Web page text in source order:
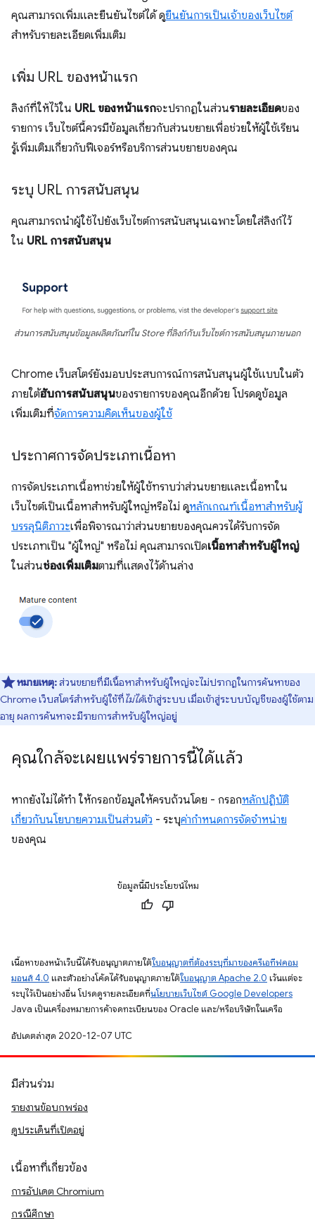
คุณสามารถเพิ่มและยืนยันไซต์ได้ ดูยืนยันการเป็นเจ้าของเว็บไซต์
สำหรับรายละเอียดเพิ่มเติม
เพิ่ม URL ของหน้าแรก
ลิงก์ที่ให้ไว้ใน URL ของหน้าแรกจะปรากฏในส่วนรายละเอียดของ
รายการ เว็บไซต์นี้ควรมีข้อมูลเกี่ยวกับส่วนขยายเพื่อช่วยให้ผู้ใช้เรียน
รู้เพิ่มเติมเกี่ยวกับฟีเจอร์หรือบริการส่วนขยายของคุณ
ระบุ URL การสนับสนุน
คุณสามารถนำผู้ใช้ไปยังเว็บไซต์การสนับสนุนเฉพาะโดยใส่ลิงก์ไว้
ใน URL การสนับสนุน
ส่วนการสนับสนุนข้อมูลผลิตภัณฑ์ใน Store ที่ลิงก์กับเว็บไซต์การสนับสนุนภายนอก
Chrome เว็บสโตร์ยังมอบประสบการณ์การสนับสนุนผู้ใช้แบบในตัว
ภายใต้ฮับการสนับสนุนของรายการของคุณอีกด้วย โปรดดูข้อมูล
เพิ่มเติมที่จัดการความคิดเห็นของผู้ใช้
ประกาศการจัดประเภทเนื้อหา
การจัดประเภทเนื้อหาช่วยให้ผู้ใช้ทราบว่าส่วนขยายและเนื้อหาใน
เว็บไซต์เป็นเนื้อหาสำหรับผู้ใหญ่หรือไม่ ดูหลักเกณฑ์เนื้อหาสำหรับผู้
บรรลุนิติภาวะเพื่อพิจารณาว่าส่วนขยายของคุณควรได้รับการจัด
ประเภทเป็น "ผู้ใหญ่" หรือไม่ คุณสามารถเปิดเนื้อหาสำหรับผู้ใหญ่
ในส่วนช่องเพิ่มเติมตามที่แสดงไว้ด้านล่าง
หมายเหตุ:ส่วนขยายที่มีเนื้อหาสำหรับผู้ใหญ่จะไม่ปรากฏในการค้นหาของ
Chrome เว็บสโตร์สำหรับผู้ใช้ที่ไม่ได้เข้าสู่ระบบ เมื่อเข้าสู่ระบบบัญชีของผู้ใช้ตาม
อายุ ผลการค้นหาจะมีรายการสำหรับผู้ใหญ่อยู่
คุณใกล้จะเผยแพร่รายการนี้ได้แล้ว
หากยังไม่ได้ทำ ให้กรอกข้อมูลให้ครบถ้วนโดย - กรอกหลักปฏิบัติ
เกี่ยวกับนโยบายความเป็นส่วนตัว - ระบุค่ากำหนดการจัดจำหน่าย
ของคุณ
ข้อมูลนี้มีประโยชน์ไหม
เนื้อหาของหน้าเว็บนี้ได้รับอนุญาตภายใต้ใบอนุญาตที่ต้องระบุที่มาของครีเอทีฟคอม
มอนส์ 4.0 และตัวอย่างโค้ดได้รับอนุญาตภายใต้ใบอนุญาต Apache 2.0 เว้นแต่จะ
ระบุไว้เป็นอย่างอื่น โปรดดูรายละเอียดที่นโยบายเว็บไซต์ Google Developers
Java เป็นเครื่องหมายการค้าจดทะเบียนของ Oracle และ/หรือบริษัทในเครือ
อัปเดตล่าสุด 2020-12-07 UTC
มีส่วนร่วม
รายงานข้อบกพร่อง
ดูประเด็นที่เปิดอยู่
เนื้อหาที่เกี่ยวข้อง
การอัปเดต Chromium
กรณีศึกษา